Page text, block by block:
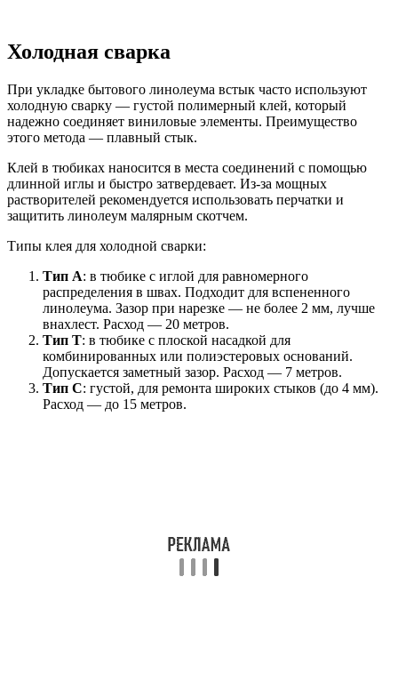
Холодная сварка
При укладке бытового линолеума встык часто используют
холодную сварку — густой полимерный клей, который
надежно соединяет виниловые элементы. Преимущество
этого метода — плавный стык.
Клей в тюбиках наносится в места соединений с помощью
длинной иглы и быстро затвердевает. Из-за мощных
растворителей рекомендуется использовать перчатки и
защитить линолеум малярным скотчем.
Типы клея для холодной сварки:
Тип А: в тюбике с иглой для равномерного
распределения в швах. Подходит для вспененного
линолеума. Зазор при нарезке — не более 2 мм, лучше
внахлест. Расход — 20 метров.
Тип Т: в тюбике с плоской насадкой для
комбинированных или полиэстеровых оснований.
Допускается заметный зазор. Расход — 7 метров.
Тип С: густой, для ремонта широких стыков (до 4 мм).
Расход — до 15 метров.